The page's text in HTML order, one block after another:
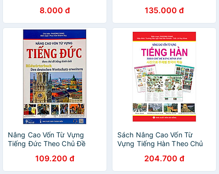
8.000 đ 135.000 đ
Nâng Cao Vốn Từ Vựng
Tiếng Đức Theo Chủ Đề
109.200 đ
Sách Nâng Cao Vốn Từ
Vựng Tiếng Hàn Theo Chủ
204.700 đ